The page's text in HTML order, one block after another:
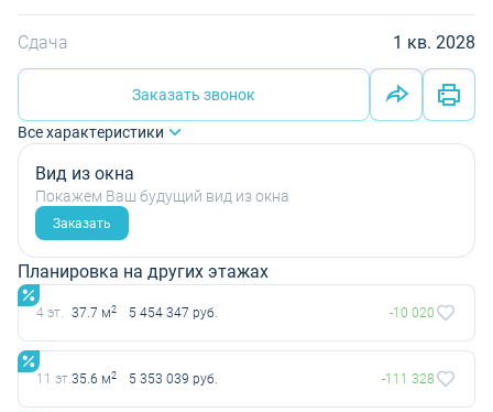
Сдача 1 кв. 2028
Заказать звонок
Все характеристики
Вид из окна
Покажем Ваш будущий вид из окна
Заказать
Планировка на других этажах
4 эт. 37.7 м2 5 454 347 руб. -10 020
11 эт.35.6 м2 5 353 039 руб. -111 328